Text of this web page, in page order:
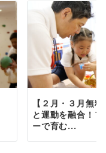
【２月・３月無
と運動を融合！
ーで育む...